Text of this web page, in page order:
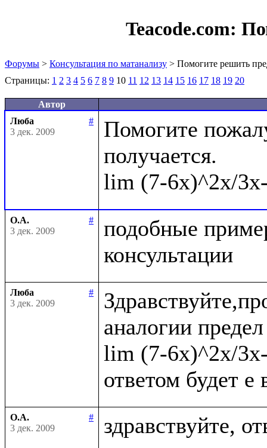
Teacode.com:
Форумы > Консультация по матанализу > Помогите решить
Страницы: 1 2 3 4 5 6 7 8 9 10 11 12 13 14 15 16 17 18 19 20
Автор
Люба
#
3 дек. 2009
Помогите
получается.
О.А.
#
3 дек. 2009
подобные
Люба
#
3 дек. 2009
аналогии
lim (7-6x)^2x/
О.А.
#
3 дек. 2009